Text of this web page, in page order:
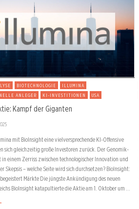
BIOTECHNOLOGIE
ILLUMINA
ANLEGER
KI-INVESTITIONEN USA
Kampf der Giganten
mit BioInsight eine vielversprechende KI-Offensive
sich gleichzeitig große Investoren zurück. Der Genomik-
in einem Zerriss zwischen technologischer Innovation und
Skepsis – welche Seite wird sich durchsetzen? BioInsight:
Märkte Die jüngste Ankündigung des neuen
BioInsight katapultierte die Aktie am 1. Oktober um …